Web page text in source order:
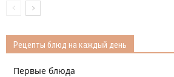
Рецепты блюд на каждый день
Первые блюда